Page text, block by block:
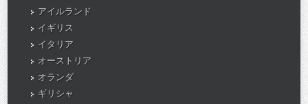
アイルランド
イギリス
イタリア
オーストリア
オランダ
ギリシャ